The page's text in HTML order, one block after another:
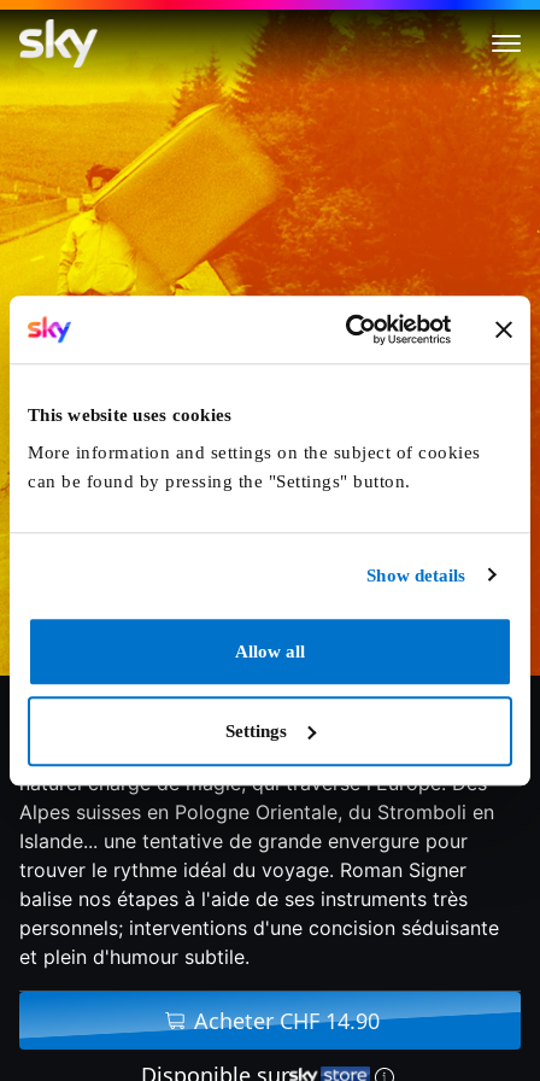
This website uses cookies
More information and settings on the subject of cookies
can be found by pressing the "Settings" button.
Show details
Allow all
Settings
Signer ici - En Route Avec
6.8/10 1995 84 min Documentaire
naturel chargé de magie, qui traverse l'Europe. Des
Alpes suisses en Pologne Orientale, du Stromboli en
Islande... une tentative de grande envergure pour
trouver le rythme idéal du voyage. Roman Signer
balise nos étapes à l'aide de ses instruments très
personnels; interventions d'une concision séduisante
et plein d'humour subtile.
Acheter CHF 14.90
Disponible sur